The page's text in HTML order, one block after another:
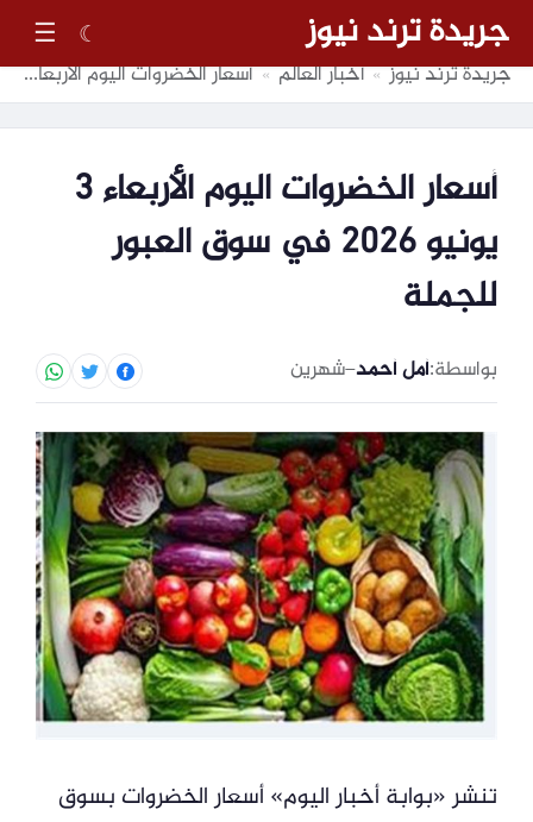
جريدة ترند نيوز ☾
☰
جريدة ترند نيوز » أخبار العالم » أسعار الخضروات اليوم الأربعاء 3 يونيو 2026 في سوق العبور للجملة
أسعار الخضروات اليوم الأربعاء 3
يونيو 2026 في سوق العبور
للجملة
بواسطة:أمل أحمد–شهرين
تنشر «بوابة أخبار اليوم» أسعار الخضروات بسوق